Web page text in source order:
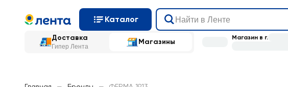
Каталог
Доставка
Гипер Лента
Магазины Магазин в г.